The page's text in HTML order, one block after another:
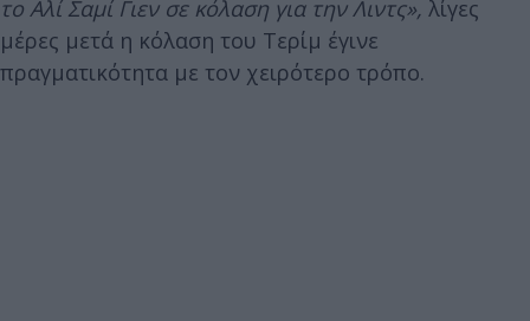
το Αλί Σαμί Γιεν σε κόλαση για την Λιντς», λίγες
μέρες μετά η κόλαση του Τερίμ έγινε
πραγματικότητα με τον χειρότερο τρόπο.